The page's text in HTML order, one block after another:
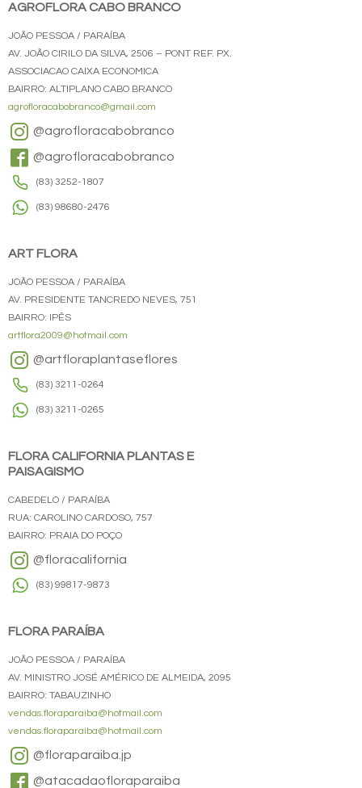
AGROFLORA CABO BRANCO
JOÃO PESSOA / PARAÍBA
AV. JOÃO CIRILO DA SILVA, 2506 – PONT REF. PX.
ASSOCIACAO CAIXA ECONOMICA
BAIRRO: ALTIPLANO CABO BRANCO
agrofloracabobranco@gmail.com
@agrofloracabobranco
@agrofloracabobranco
(83) 3252-1807
(83) 98680-2476
ART FLORA
JOÃO PESSOA / PARAÍBA
AV. PRESIDENTE TANCREDO NEVES, 751
BAIRRO: IPÊS
artflora2009@hotmail.com
@artfloraplantaseflores
(83) 3211-0264
(83) 3211-0265
FLORA CALIFORNIA PLANTAS E
PAISAGISMO
CABEDELO / PARAÍBA
RUA: CAROLINO CARDOSO, 757
BAIRRO: PRAIA DO POÇO
@floracalifornia
(83) 99817-9873
FLORA PARAÍBA
JOÃO PESSOA / PARAÍBA
AV. MINISTRO JOSÉ AMÉRICO DE ALMEIDA, 2095
BAIRRO: TABAUZINHO
vendas.floraparaiba@hotmail.com
vendas.floraparaiba@hotmail.com
@floraparaiba.jp
@atacadaofloraparaiba